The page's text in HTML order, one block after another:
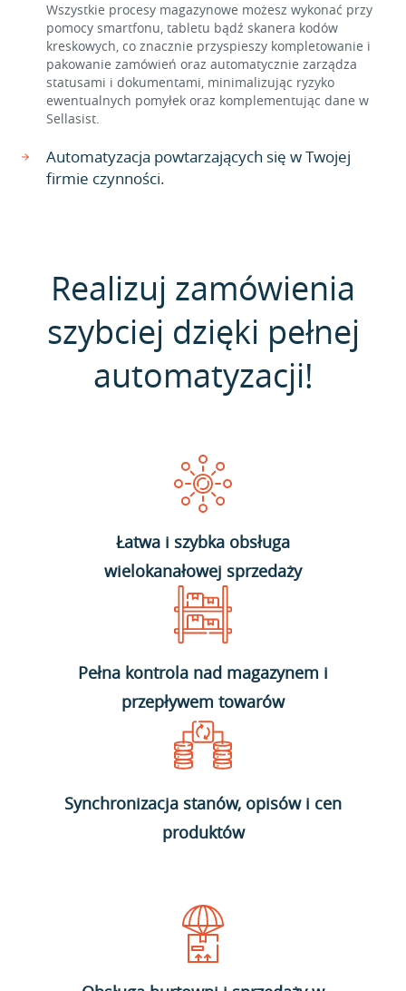
Wszystkie procesy magazynowe możesz wykonać przy
pomocy smartfonu, tabletu bądź skanera kodów
kreskowych, co znacznie przyspieszy kompletowanie i
pakowanie zamówień oraz automatycznie zarządza
statusami i dokumentami, minimalizując ryzyko
ewentualnych pomyłek oraz komplementując dane w
Sellasist.
Automatyzacja powtarzających się w Twojej
firmie czynności.
Realizuj zamówienia
szybciej dzięki pełnej
automatyzacji!
Łatwa i szybka obsługa
wielokanałowej sprzedaży
Pełna kontrola nad magazynem i
przepływem towarów
Synchronizacja stanów, opisów i cen
produktów